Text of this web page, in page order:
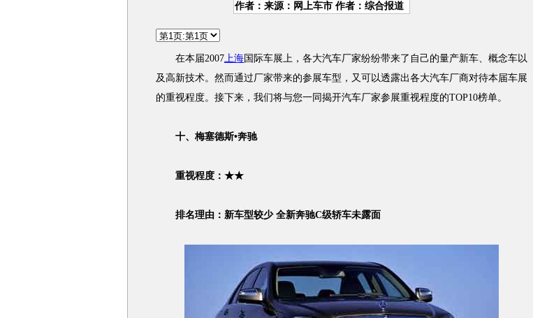
作者：来源：网上车市 作者：综合报道
在本届2007上海国际车展上，各大汽车厂家纷纷带来了自己的量产新车、概念车以
及高新技术。然而通过厂家带来的参展车型，又可以透露出各大汽车厂商对待本届车展
的重视程度。接下来，我们将与您一同揭开汽车厂家参展重视程度的TOP10榜单。
十、梅塞德斯•奔驰
重视程度：★★
排名理由：新车型较少 全新奔驰C级轿车未露面